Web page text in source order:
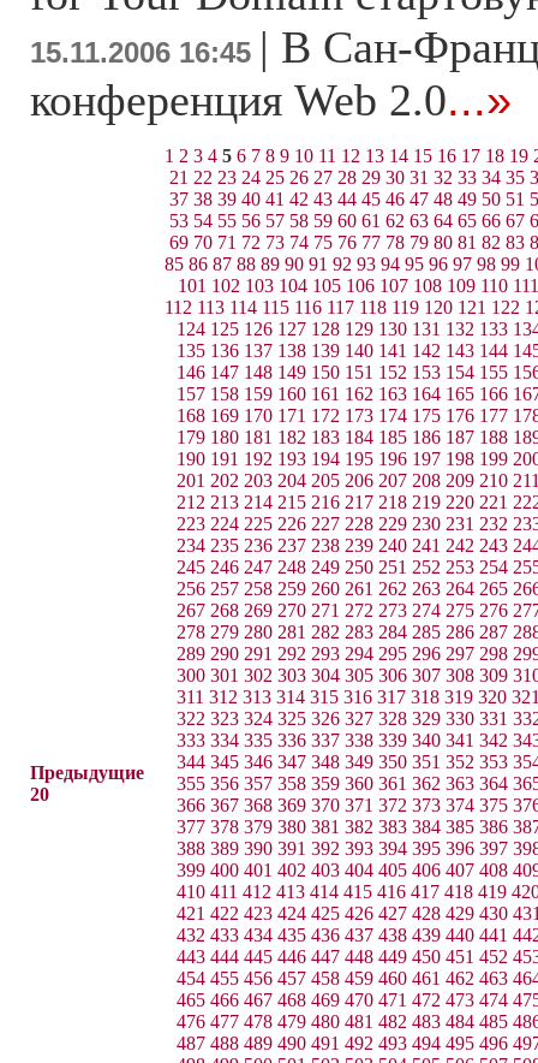
15.11.2006 16:45 | В Сан-
конференция Web 2.0...»
Предыдущие
20
1 2 3 4 5 6 7 8 9 10 11 12 13 14 15 16 17 18 19
21 22 23 24 25 26 27 28 29 30 31 32 33 34 35
37 38 39 40 41 42 43 44 45 46 47 48 49 50 51
53 54 55 56 57 58 59 60 61 62 63 64 65 66 67
69 70 71 72 73 74 75 76 77 78 79 80 81 82 83
85 86 87 88 89 90 91 92 93 94 95 96 97 98 99
101 102 103 104 105 106 107 108 109 110 111
112 113 114 115 116 117 118 119 120 121 122
124 125 126 127 128 129 130 131 132 133
135 136 137 138 139 140 141 142 143 144
146 147 148 149 150 151 152 153 154 155
157 158 159 160 161 162 163 164 165 166
168 169 170 171 172 173 174 175 176 177
179 180 181 182 183 184 185 186 187 188
190 191 192 193 194 195 196 197 198 199
201 202 203 204 205 206 207 208 209 210
212 213 214 215 216 217 218 219 220 221
223 224 225 226 227 228 229 230 231 232
234 235 236 237 238 239 240 241 242 243
245 246 247 248 249 250 251 252 253 254
256 257 258 259 260 261 262 263 264 265
267 268 269 270 271 272 273 274 275 276
278 279 280 281 282 283 284 285 286 287
289 290 291 292 293 294 295 296 297 298
300 301 302 303 304 305 306 307 308 309
311 312 313 314 315 316 317 318 319 320
322 323 324 325 326 327 328 329 330 331
333 334 335 336 337 338 339 340 341 342
344 345 346 347 348 349 350 351 352 353
355 356 357 358 359 360 361 362 363 364
366 367 368 369 370 371 372 373 374 375
377 378 379 380 381 382 383 384 385 386
388 389 390 391 392 393 394 395 396 397
399 400 401 402 403 404 405 406 407 408
410 411 412 413 414 415 416 417 418 419
421 422 423 424 425 426 427 428 429 430
432 433 434 435 436 437 438 439 440 441
443 444 445 446 447 448 449 450 451 452
454 455 456 457 458 459 460 461 462 463
465 466 467 468 469 470 471 472 473 474
476 477 478 479 480 481 482 483 484 485
487 488 489 490 491 492 493 494 495 496